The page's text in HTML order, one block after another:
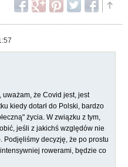
uważam, że Covid jest, jest
kiedy dotarł do Polski, bardzo
życia. W związku z tym,
jeśli z jakichś względów nie
Podjęliśmy decyzję, że po prostu
rowerami, będzie co